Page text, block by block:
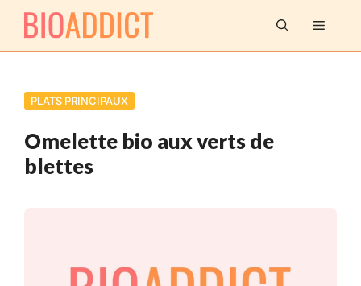
Aller
contenu
MENU
PLATS PRINCIPAUX
Omelette bio aux verts de
blettes